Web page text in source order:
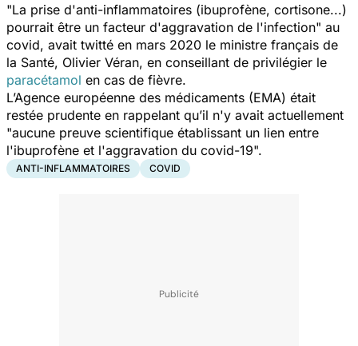
"La prise d'anti-inflammatoires (ibuprofène, cortisone...)
pourrait être un facteur d'aggravation de l'infection" au
covid, avait twitté en mars 2020 le ministre français de
la Santé, Olivier Véran, en conseillant de privilégier le
paracétamol en cas de fièvre.
L’Agence européenne des médicaments (EMA) était
restée prudente en rappelant qu’il n'y avait actuellement
"aucune preuve scientifique établissant un lien entre
l'ibuprofène et l'aggravation du covid-19".
ANTI-INFLAMMATOIRES COVID